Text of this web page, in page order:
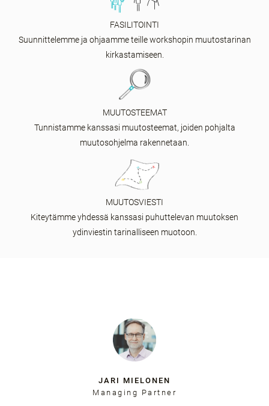
FASILITOINTI
Suunnittelemme ja ohjaamme teille workshopin muutostarinan
kirkastamiseen.
MUUTOSTEEMAT
Tunnistamme kanssasi muutosteemat, joiden pohjalta
muutosohjelma rakennetaan.
MUUTOSVIESTI
Kiteytämme yhdessä kanssasi puhuttelevan muutoksen
ydinviestin tarinalliseen muotoon.
JARI MIELONEN
Managing Partner